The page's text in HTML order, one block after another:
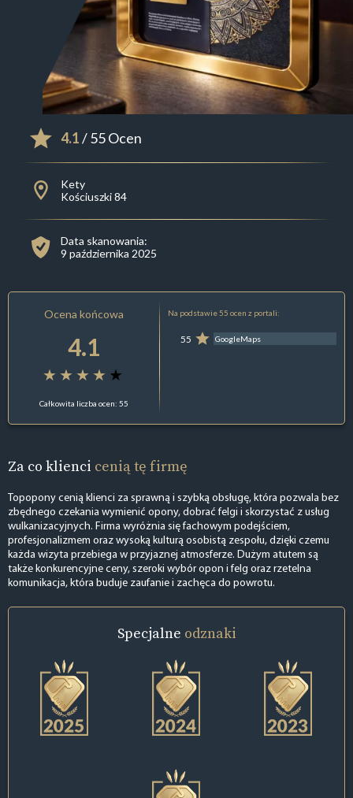
4.1/ 55 Ocen
Kety
Kościuszki 84
Data skanowania:
9 października 2025
Ocena końcowa
4.1
Całkowita liczba ocen: 55
Na podstawie 55 ocen z portali:
55 GoogleMaps
Za co klienci cenią tę firmę
Topopony cenią klienci za sprawną i szybką obsługę, która pozwala bez
zbędnego czekania wymienić opony, dobrać felgi i skorzystać z usług
wulkanizacyjnych. Firma wyróżnia się fachowym podejściem,
profesjonalizmem oraz wysoką kulturą osobistą zespołu, dzięki czemu
każda wizyta przebiega w przyjaznej atmosferze. Dużym atutem są
także konkurencyjne ceny, szeroki wybór opon i felg oraz rzetelna
komunikacja, która buduje zaufanie i zachęca do powrotu.
Specjalne odznaki